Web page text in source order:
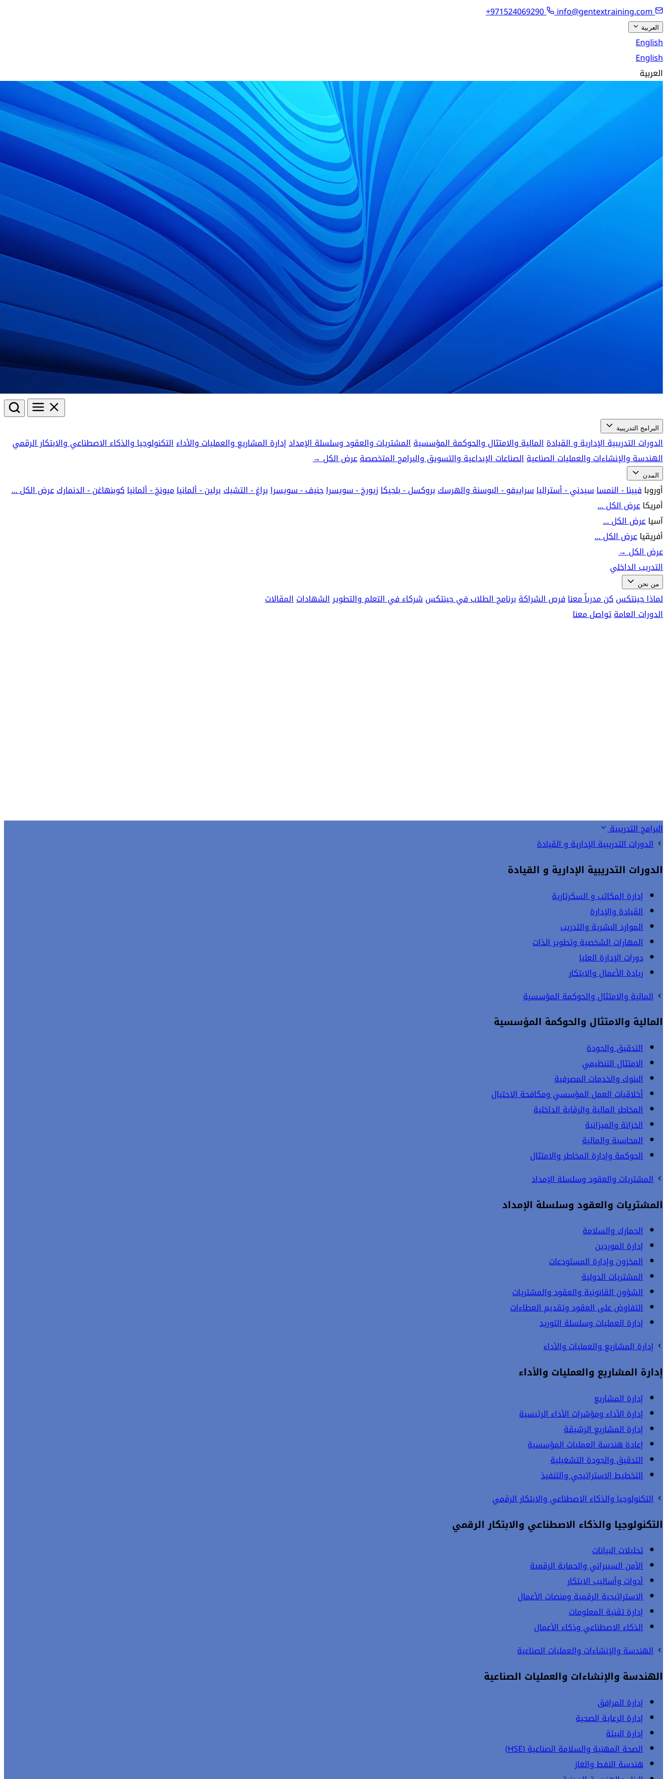
info@gentextraining.com
+971524069290
العربية
English
English
العربية
البرامج التدريبية
الدورات التدريبية الإدارية و القيادةالمالية والامتثال والحوكمة المؤسسيةالمشتريات والعقود وسلسلة الإمدادإدارة المشاريع والعمليات والأداءالتكنولوجيا والذكاء الاصطناعي والابتكار الرقمي
الهندسة والإنشاءات والعمليات الصناعيةالصناعات الإبداعية والتسويق والبرامج المتخصصةعرض الكل→
المدن
أوروبافيينا - النمساسيدني - أسترالياسراييفو - البوسنة والهرسكبروكسل - بلجيكازيورخ - سويسراجنيف - سويسرابراغ - التشيكبرلين - ألمانياميونخ - ألمانياكوبنهاغن - الدنماركعرض الكل ...
أمريكاعرض الكل ...
آسياعرض الكل ...
أفريقياعرض الكل ...
عرض الكل→
التدريب الداخلي
من نحن
لماذا جينتكسكن مدرباً معنافرص الشراكةبرنامج الطلاب في جينتكسشركاء في التعلم والتطويرالشهاداتالمقالات
الدورات العامةتواصل معنا
البرامج التدريبية
الدورات التدريبية الإدارية و القيادة
الدورات التدريبية الإدارية و القيادة
إدارة المكاتب و السكرتارية
القيادة والإدارة
الموارد البشرية والتدريب
المهارات الشخصية وتطوير الذات
دورات الإدارة العليا
ريادة الأعمال والابتكار
المالية والامتثال والحوكمة المؤسسية
المالية والامتثال والحوكمة المؤسسية
التدقيق والجودة
الامتثال التنظيمي
البنوك والخدمات المصرفية
أخلاقيات العمل المؤسسي ومكافحة الاحتيال
المخاطر المالية والرقابة الداخلية
الخزانة والميزانية
المحاسبة والمالية
الحوكمة وإدارة المخاطر والامتثال
المشتريات والعقود وسلسلة الإمداد
المشتريات والعقود وسلسلة الإمداد
الجمارك والسلامة
إدارة الموردين
المخزون وإدارة المستودعات
المشتريات الدولية
الشؤون القانونية والعقود والمشتريات
التفاوض على العقود وتقديم العطاءات
إدارة العمليات وسلسلة التوريد
إدارة المشاريع والعمليات والأداء
إدارة المشاريع والعمليات والأداء
إدارة المشاريع
إدارة الأداء ومؤشرات الأداء الرئيسية
إدارة المشاريع الرشيقة
إعادة هندسة العمليات المؤسسية
التدقيق والجودة التشغيلية
التخطيط الاستراتيجي والتنفيذ
التكنولوجيا والذكاء الاصطناعي والابتكار الرقمي
التكنولوجيا والذكاء الاصطناعي والابتكار الرقمي
تحليلات البيانات
الأمن السيبراني والحماية الرقمية
أدوات وأساليب الابتكار
الاستراتيجية الرقمية ومنصات الأعمال
إدارة تقنية المعلومات
الذكاء الاصطناعي وذكاء الأعمال
الهندسة والإنشاءات والعمليات الصناعية
الهندسة والإنشاءات والعمليات الصناعية
إدارة المرافق
إدارة الرعاية الصحية
إدارة البيئة
الصحة المهنية والسلامة الصناعية (HSE)
هندسة النفط والغاز